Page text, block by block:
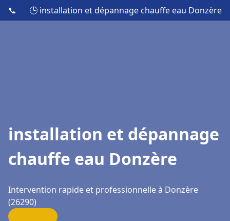
📞 🕒 installation et dépannage chauffe eau Donzère
installation et dépannage
chauffe eau Donzère
Intervention rapide et professionnelle à Donzère
(26290)